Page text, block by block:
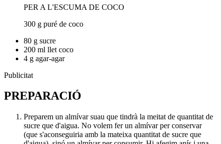
PER A L'ESCUMA DE COCO
300 g puré de coco
80 g sucre
200 ml llet coco
4 g agar-agar
Publicitat
PREPARACIÓ
Preparem un almívar suau que tindrà la meitat de quantitat de
sucre que d'aigua. No volem fer un almívar per conservar
(que s'aconseguiria amb la mateixa quantitat de sucre que